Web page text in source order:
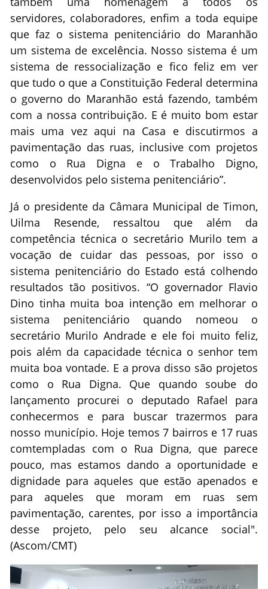
servidores, colaboradores, enfim a toda equipe
que faz o sistema penitenciário do Maranhão
um sistema de excelência. Nosso sistema é um
sistema de ressocialização e fico feliz em ver
que tudo o que a Constituição Federal determina
o governo do Maranhão está fazendo, também
com a nossa contribuição. E é muito bom estar
mais uma vez aqui na Casa e discutirmos a
pavimentação das ruas, inclusive com projetos
como o Rua Digna e o Trabalho Digno,
desenvolvidos pelo sistema penitenciário”.
Já o presidente da Câmara Municipal de Timon,
Uilma Resende, ressaltou que além da
competência técnica o secretário Murilo tem a
vocação de cuidar das pessoas, por isso o
sistema penitenciário do Estado está colhendo
resultados tão positivos. “O governador Flavio
Dino tinha muita boa intenção em melhorar o
sistema penitenciário quando nomeou o
secretário Murilo Andrade e ele foi muito feliz,
pois além da capacidade técnica o senhor tem
muita boa vontade. E a prova disso são projetos
como o Rua Digna. Que quando soube do
lançamento procurei o deputado Rafael para
conhecermos e para buscar trazermos para
nosso município. Hoje temos 7 bairros e 17 ruas
comtempladas com o Rua Digna, que parece
pouco, mas estamos dando a oportunidade e
dignidade para aqueles que estão apenados e
para aqueles que moram em ruas sem
pavimentação, carentes, por isso a importância
desse projeto, pelo seu alcance social".
(Ascom/CMT)